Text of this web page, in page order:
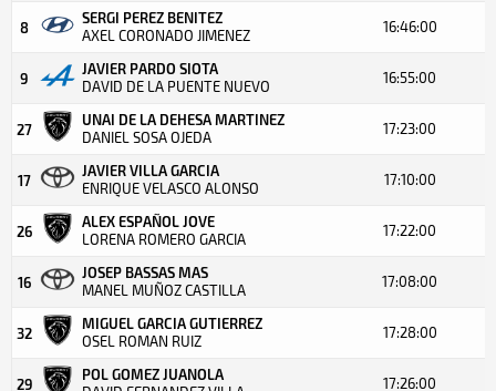
8
SERGI PEREZ BENITEZ
AXEL CORONADO JIMENEZ 16:46:00
9
JAVIER PARDO SIOTA
DAVID DE LA PUENTE NUEVO 16:55:00
27
UNAI DE LA DEHESA MARTINEZ
DANIEL SOSA OJEDA 17:23:00
17
JAVIER VILLA GARCIA
ENRIQUE VELASCO ALONSO 17:10:00
26
ALEX ESPAÑOL JOVE
LORENA ROMERO GARCIA 17:22:00
16
JOSEP BASSAS MAS
MANEL MUÑOZ CASTILLA 17:08:00
32
MIGUEL GARCIA GUTIERREZ
OSEL ROMAN RUIZ 17:28:00
29
POL GOMEZ JUANOLA
17:26:00